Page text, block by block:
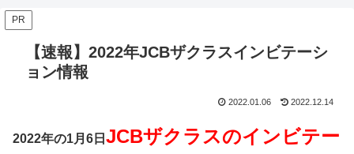
PR
【速報】2022年JCBザクラスインビテーシ
ョン情報
2022.01.06 2022.12.14
2022年の1月6日 JCBザクラスのインビテー